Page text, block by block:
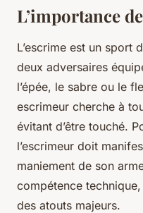
L’importance
L’escrime est un sport
deux adversaires
l’épée, le sabre ou le
escrimeur cherche à
évitant d’être touché.
l’escrimeur doit
maniement de son
compétence technique,
des atouts majeurs.